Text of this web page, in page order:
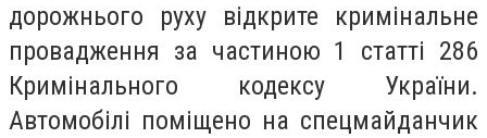
дорожнього руху відкрите кримінальне
провадження за частиною 1 статті 286
Кримінального кодексу України.
Автомобілі поміщено на спецмайданчик